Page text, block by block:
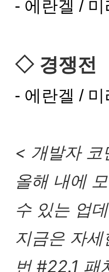
- 에란겔 /
◇ 경쟁전
- 에란겔 /
< 개발자 코
올해 내에
수 있는 업
지금은 자
번 #22.1 패